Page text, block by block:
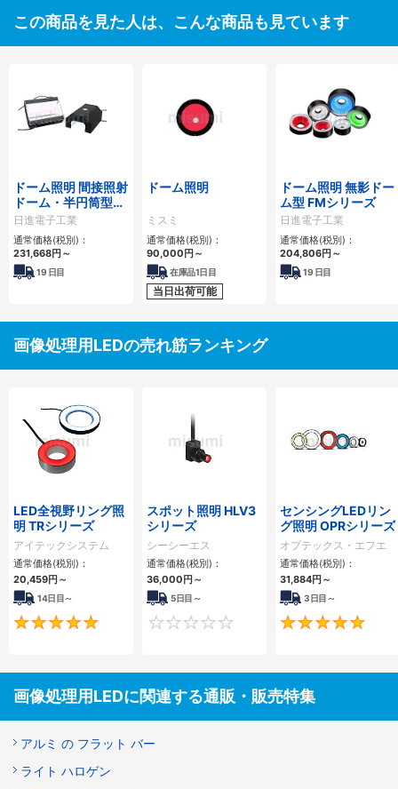
この商品を見た人は、こんな商品も見ています
ドーム照明 間接照射
ドーム・半円筒型
KM-Tシリーズ・
KM-Kシリーズ
日進電子工業
通常価格(税別)：
231,668円～
19 日目
ドーム照明
ミスミ
通常価格(税別)：
90,000円～
在庫品1日目
当日出荷可能
ドーム照明 無影ドー
ム型 FMシリーズ
日進電子工業
通常価格(税別)：
204,806円～
19 日目
画像処理用LEDの売れ筋ランキング
LED全視野リング照
明 TRシリーズ
アイテックシステム
通常価格(税別)：
20,459円～
14日目～
5
スポット照明 HLV3
シリーズ
シーシーエス
通常価格(税別)：
36,000円～
5日目～
0
センシングLEDリン
グ照明 OPRシリーズ
オプテックス・エフエ
ー
通常価格(税別)：
31,884円～
3日目～
画像処理用LEDに関連する通販・販売特集
アルミ の フラット バー
ライト ハロゲン